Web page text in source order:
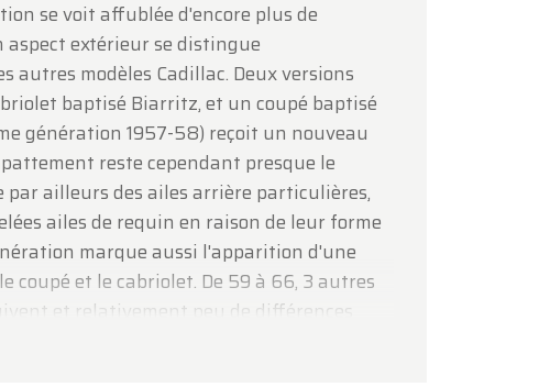
se voit affublée d'encore plus de
aspect extérieur se distingue
autres modèles Cadillac. Deux versions
baptisé Biarritz, et un coupé baptisé
génération 1957-58) reçoit un nouveau
reste cependant presque le
par ailleurs des ailes arrière particulières,
ailes de requin en raison de leur forme
marque aussi l'apparition d'une
coupé et le cabriolet. De 59 à 66, 3 autres
et relativement peu de différences
sur les vaisseaux spectaculaires de la
à partir de 1967, marque un